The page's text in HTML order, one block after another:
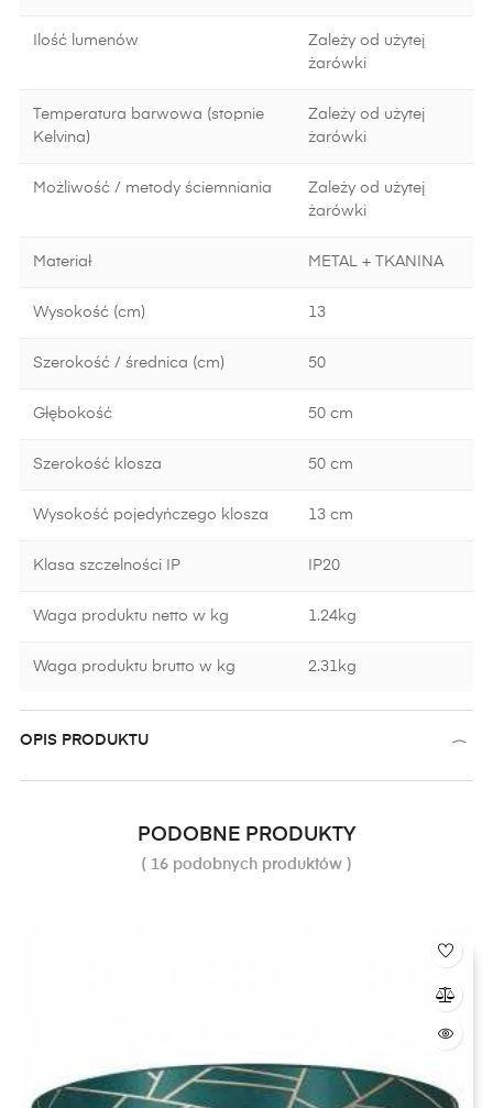
Ilość lumenów
Zależy od użytej
żarówki
Temperatura barwowa (stopnie
Kelvina)
Zależy od użytej
żarówki
Możliwość / metody ściemniania
Zależy od użytej
żarówki
Materiał METAL + TKANINA
Wysokość (cm) 13
Szerokość / średnica (cm) 50
Głębokość 50 cm
Szerokość klosza 50 cm
Wysokość pojedyńczego klosza 13 cm
Klasa szczelności IP IP20
Waga produktu netto w kg 1.24kg
Waga produktu brutto w kg 2.31kg
OPIS PRODUKTU
PODOBNE PRODUKTY
( 16 podobnych produktów )